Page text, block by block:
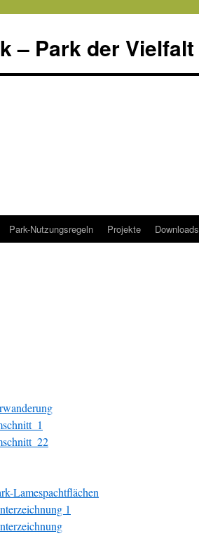
– Park der Vielfalt
Park-Nutzungsregeln Projekte Downloads